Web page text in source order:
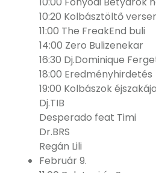
10:20 Kolbásztöltő
11:00 The FreakEnd buli
14:00 Zero Bulizenekar
16:30 Dj.Dominique
18:00 Eredményhirdetés
19:00 Kolbászok
Dj.TIB
Desperado feat Timi
Dr.BRS
Regán Lili
Február 9.